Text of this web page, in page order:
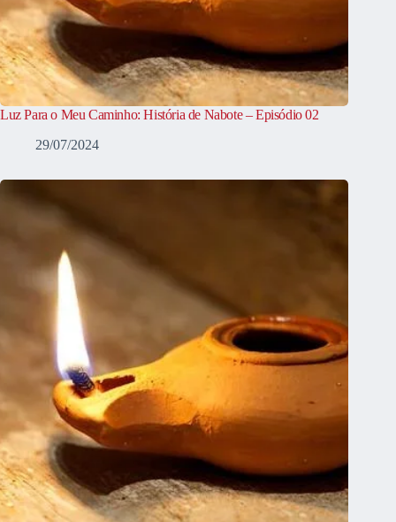
Luz Para o Meu Caminho: História de Nabote – Episódio 02
29/07/2024